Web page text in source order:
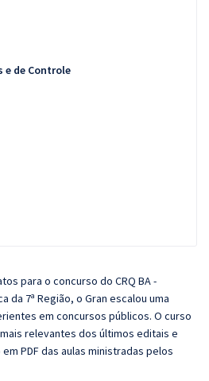
para o concurso do CRQ BA -
da 7ª Região, o Gran escalou uma
em concursos públicos. O curso
relevantes dos últimos editais e
PDF das aulas ministradas pelos
de Controle